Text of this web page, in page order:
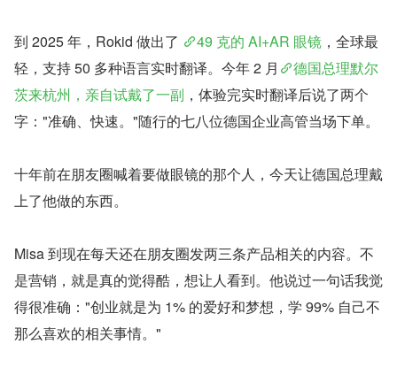
到 2025 年，Rokid 做出了 49 克的 AI+AR 眼镜 ，全球最
轻，支持 50 多种语言实时翻译。今年 2 月
德国总理默尔
茨来杭州，亲自试戴了一副 ，体验完实时翻译后说了两个
字："准确、快速。"随行的七八位德国企业高管当场下单。
十年前在朋友圈喊着要做眼镜的那个人，今天让德国总理戴
上了他做的东西。
Misa 到现在每天还在朋友圈发两三条产品相关的内容。不
是营销，就是真的觉得酷，想让人看到。他说过一句话我觉
得很准确："创业就是为 1% 的爱好和梦想，学 99% 自己不
那么喜欢的相关事情。"